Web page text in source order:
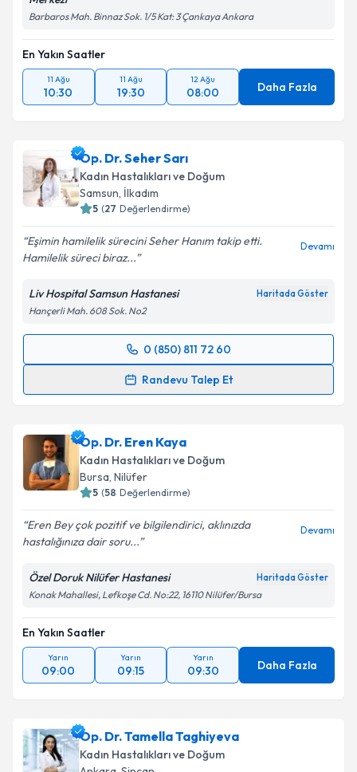
Merkezi
Barbaros Mah. Binnaz Sok. 1/5 Kat: 3 Çankaya Ankara
En Yakın Saatler
11 Ağu
10:30
11 Ağu
19:30
12 Ağu
08:00 Daha Fazla
Op. Dr. Seher Sarı
Kadın Hastalıkları ve Doğum
Samsun,İlkadım
( Değerlendirme)
Eşimin hamilelik sürecini Seher Hanım takip etti.
Hamilelik süreci biraz...
Liv Hospital Samsun Hastanesi
Hançerli Mah. 608 Sok. No2
0 (850) 811 72 60
Randevu Talep Et
Randevu Takvimi Talebi
oluşturun. Size bu uzmandan randevu almanız için bir
takvim hazırlandığında e-posta ile bilgilendireceğiz.
E-posta Adresiniz
Metni'ni okudum ve kişisel verilerimin belirtilen
kapsamda işlenmesini kabul ediyorum.
Takvim Talebini Gönder
Op. Dr. Eren Kaya
Kadın Hastalıkları ve Doğum
Bursa,Nilüfer
( Değerlendirme)
Eren Bey çok pozitif ve bilgilendirici, aklınızda
hastalığınıza dair soru...
Özel Doruk Nilüfer Hastanesi
Konak Mahallesi, Lefkoşe Cd. No:22, 16110 Nilüfer/Bursa
En Yakın Saatler
Yarın
09:00
Yarın
09:15
Yarın
09:30 Daha Fazla
Op. Dr. Tamella Taghiyeva
Kadın Hastalıkları ve Doğum